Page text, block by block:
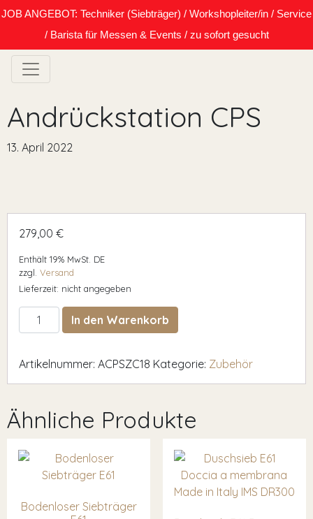
JOB ANGEBOT: Techniker (Siebträger) / Workshopleiter/in / Service
/ Barista für Messen & Events / zu sofort gesucht
Andrückstation CPS
13. April 2022
279,00 €
Enthält 19% MwSt. DE
zzgl. Versand
Lieferzeit: nicht angegeben
Andrückstation CPS Menge
In den Warenkorb
Artikelnummer: ACPSZC18 Kategorie: Zubehör
Ähnliche Produkte
Bodenloser Siebträger